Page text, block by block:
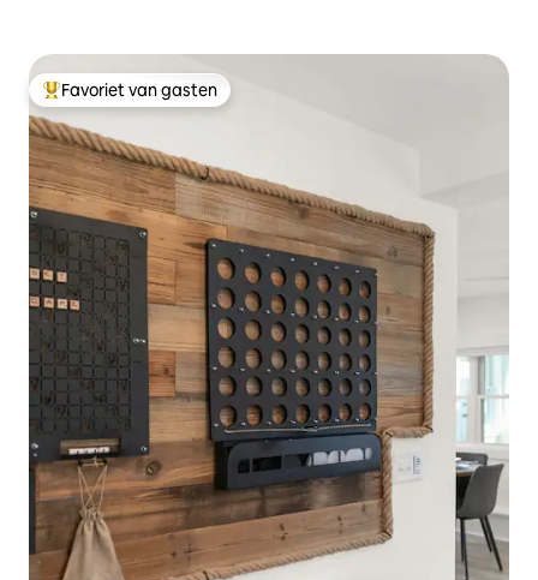
Topfavoriet van gasten
Favoriet van gasten